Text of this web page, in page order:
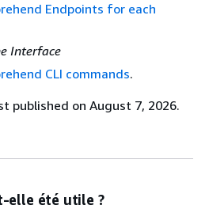
Endpoints for each
Interface
CLI commands.
published on August 7, 2026.
elle été utile ?